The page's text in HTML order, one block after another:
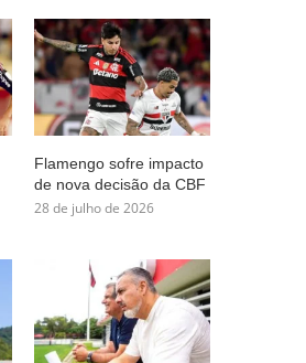
Flamengo sofre impacto
de nova decisão da CBF
28 de julho de 2026